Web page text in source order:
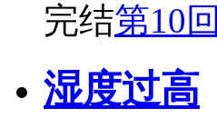
完结第10回
湿度过高